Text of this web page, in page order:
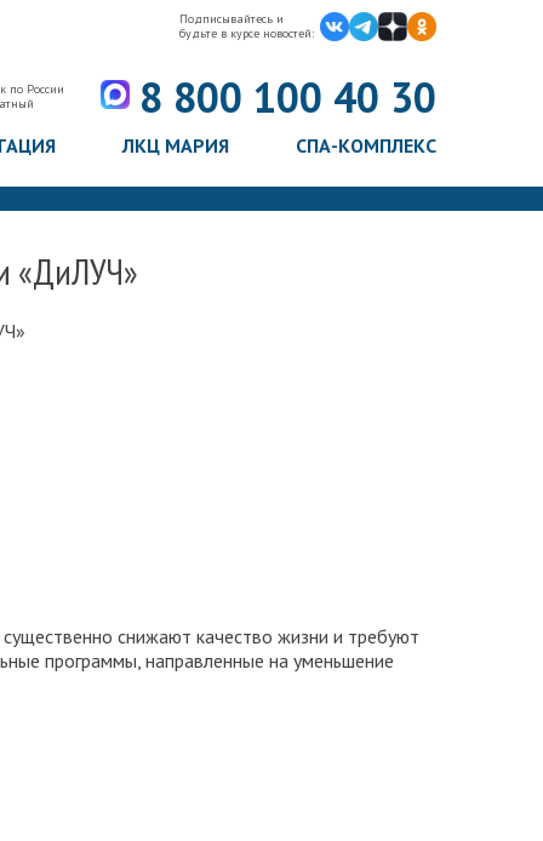
Подписывайтесь и
будьте в курсе новостей:
по России
8 800 100 40 30
ЛКЦ МАРИЯ СПА-КОМПЛЕКС
«ДиЛУЧ»
снижают качество жизни и требуют
программы, направленные на уменьшение